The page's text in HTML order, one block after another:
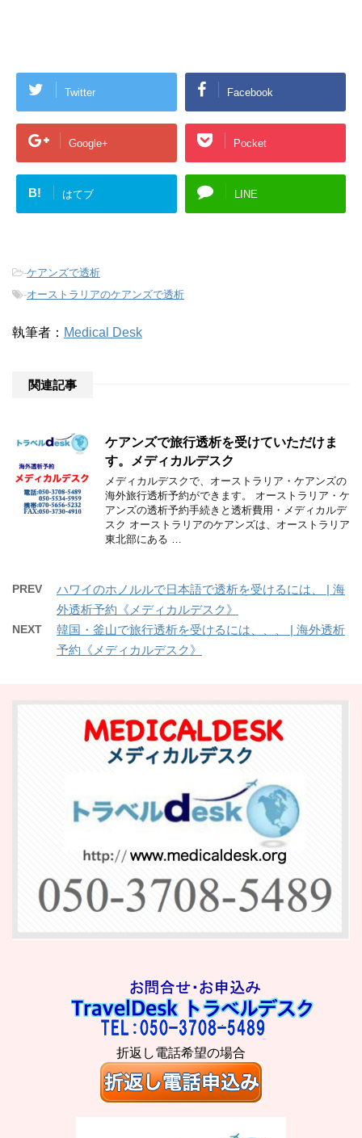
Twitter Facebook
Google+ Pocket
B! はてブ LINE
-ケアンズで透析
-オーストラリアのケアンズで透析
執筆者： Medical Desk
関連記事
ケアンズで旅行透析を受けていただけま
す。メディカルデスク
メディカルデスクで、オーストラリア・ケアンズの
海外旅行透析予約ができます。 オーストラリア・ケ
アンズの透析予約手続きと透析費用・メディカルデ
スク オーストラリアのケアンズは、オーストラリア
東北部にある …
PREV
ハワイのホノルルで日本語で透析を受けるには、 | 海
外透析予約《メディカルデスク》
NEXT
韓国・釜山で旅行透析を受けるには、、、 | 海外透析
予約《メディカルデスク》
折返し電話希望の場合